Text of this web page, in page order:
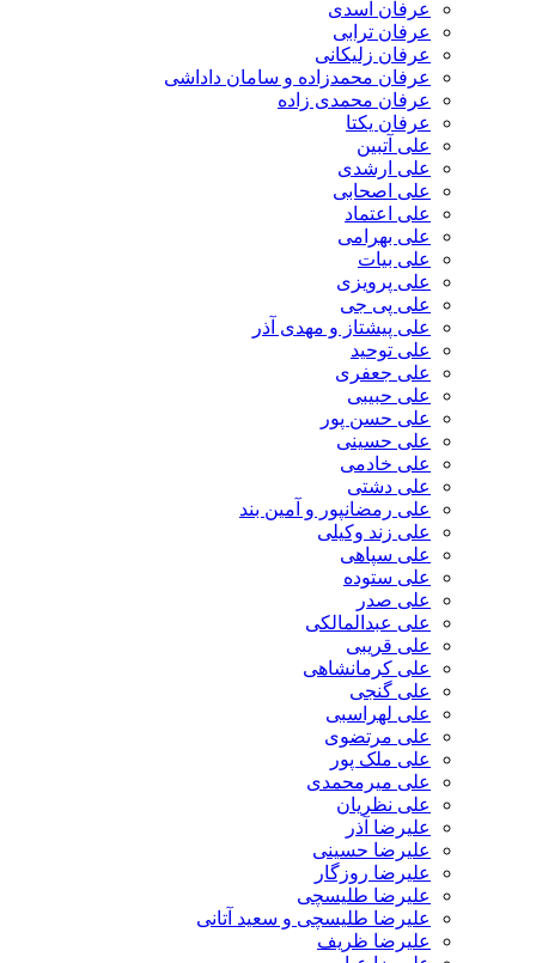
عرفان اسدی
عرفان ترابی
عرفان زلیکانی
عرفان محمدزاده و سامان داداشی
عرفان محمدی زاده
عرفان یکتا
علی آتبین
علی ارشدی
علی اصحابی
علی اعتماد
علی بهرامی
علی بیات
علی پرویزی
علی پی جی
علی پیشتاز و مهدی آذر
علی توحید
علی جعفری
علی حبیبی
علی حسن پور
علی حسینی
علی خادمی
علی دشتی
علی رمضانپور و آمین بند
علی زند وکیلی
علی سپاهی
علی ستوده
علی صدر
علی عبدالمالکی
علی قریبی
علی کرمانشاهی
علی گنجی
علی لهراسبی
علی مرتضوی
علی ملک پور
علی میرمحمدی
علی نظریان
علیرضا آذر
علیرضا حسینی
علیرضا روزگار
علیرضا طلیسچی
علیرضا طلیسچی و سعید آتانی
علیرضا ظریف